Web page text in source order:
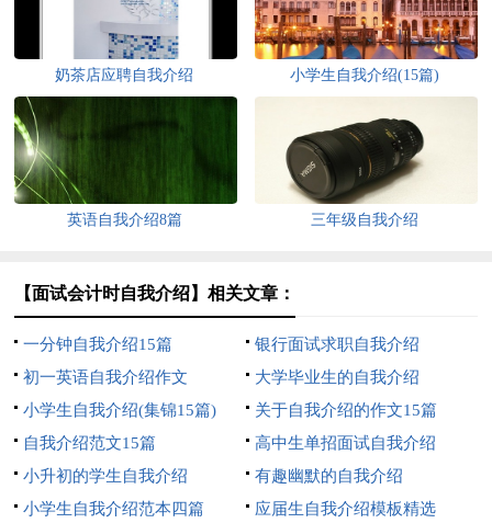
奶茶店应聘自我介绍 小学生自我介绍(15篇)
英语自我介绍8篇 三年级自我介绍
【面试会计时自我介绍】相关文章：
一分钟自我介绍15篇
银行面试求职自我介绍
初一英语自我介绍作文
大学毕业生的自我介绍
小学生自我介绍(集锦15篇)
关于自我介绍的作文15篇
自我介绍范文15篇
高中生单招面试自我介绍
小升初的学生自我介绍
有趣幽默的自我介绍
小学生自我介绍范本四篇
应届生自我介绍模板精选